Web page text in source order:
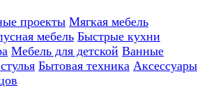
проекты Мягкая мебель
мебель Быстрые кухни
Мебель для детской Ванные
Бытовая техника Аксессуары